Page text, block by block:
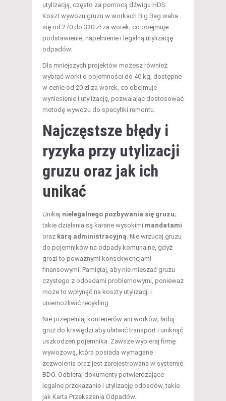
utylizacją, często za pomocą dźwigu HDS.
Koszt wywozu gruzu w workach Big Bag waha
się od 270 do 330 zł za worek, co obejmuje
podstawienie, napełnienie i legalną utylizację
odpadów.
Dla mniejszych projektów możesz również
wybrać worki o pojemności do 40 kg, dostępne
w cenie od 20 zł za worek, co obejmuje
wyniesienie i utylizację, pozwalając dostosować
metodę wywozu do specyfiki remontu.
Najczęstsze błędy i
ryzyka przy utylizacji
gruzu oraz jak ich
unikać
Unikaj nielegalnego pozbywania się gruzu;
takie działania są karane wysokimi mandatami
oraz karą administracyjną . Nie wrzucaj gruzu
do pojemników na odpady komunalne, gdyż
grozi to poważnymi konsekwencjami
finansowymi. Pamiętaj, aby nie mieszać gruzu
czystego z odpadami problemowymi, ponieważ
może to wpłynąć na koszty utylizacji i
uniemożliwić recykling.
Nie przepełniaj kontenerów ani worków; ładuj
gruz do krawędzi aby ułatwić transport i uniknąć
uszkodzeń pojemnika. Zawsze wybieraj firmę
wywozową, która posiada wymagane
zezwolenia oraz jest zarejestrowana w systemie
BDO. Odbieraj dokumenty potwierdzające
legalne przekazanie i utylizację odpadów, takie
jak Karta Przekazania Odpadów.